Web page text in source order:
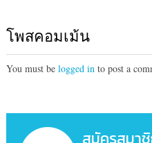
โพสคอมเม้น
You must be logged in to post a
สมัครสมา